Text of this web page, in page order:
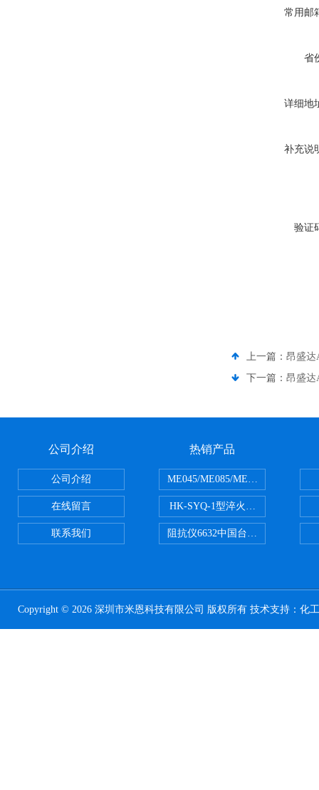
常用邮
省
详细地
补充说
验证
上一篇： 昂盛达
下一篇： 昂盛达
公司介绍
公司介绍
在线留言
联系我们
热销产品
ME045/ME085/ME150ME系列
HK-SYQ-1型淬火介质冷却性能测
阻抗仪6632中国台湾益和
Copyright © 2026 深圳市米恩科技有限公司 版权所有 技术支持： 化